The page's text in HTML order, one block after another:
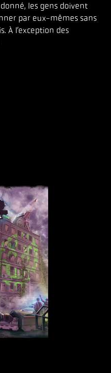
les gens doivent
par eux-mêmes sans
À l’exception des